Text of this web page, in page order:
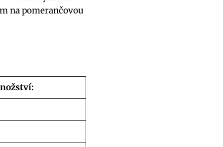
na pomerančovou